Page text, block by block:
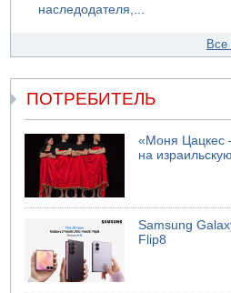
наследодателя,...
Все
ПОТРЕБИТЕЛЬ
«Моня Цацкес
на
Samsung
Flip8